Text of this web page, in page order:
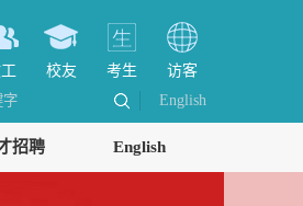
校友 考生
访客
English
招聘 English